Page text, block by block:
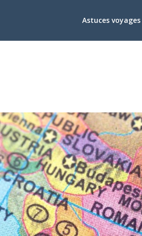
Astuces voyages